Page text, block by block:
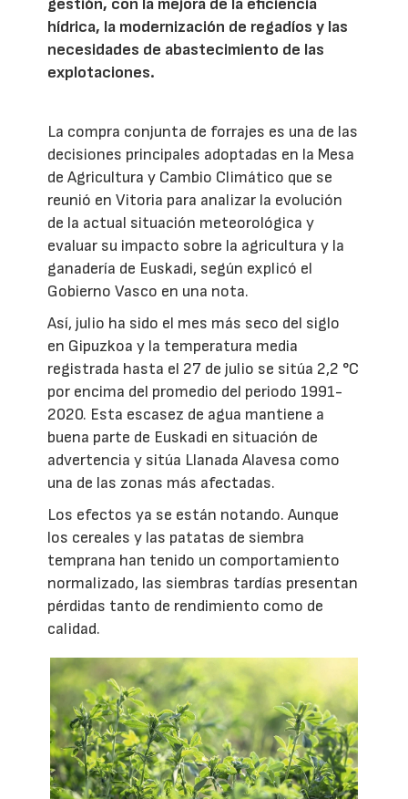
gestión, con la mejora de la eficiencia
hídrica, la modernización de regadíos y las
necesidades de abastecimiento de las
explotaciones.
La compra conjunta de forrajes es una de las
decisiones principales adoptadas en la Mesa
de Agricultura y Cambio Climático que se
reunió en Vitoria para analizar la evolución
de la actual situación meteorológica y
evaluar su impacto sobre la agricultura y la
ganadería de Euskadi, según explicó el
Gobierno Vasco en una nota.
Así, julio ha sido el mes más seco del siglo
en Gipuzkoa y la temperatura media
registrada hasta el 27 de julio se sitúa 2,2 °C
por encima del promedio del periodo 1991-
2020. Esta escasez de agua mantiene a
buena parte de Euskadi en situación de
advertencia y sitúa Llanada Alavesa como
una de las zonas más afectadas.
Los efectos ya se están notando. Aunque
los cereales y las patatas de siembra
temprana han tenido un comportamiento
normalizado, las siembras tardías presentan
pérdidas tanto de rendimiento como de
calidad.